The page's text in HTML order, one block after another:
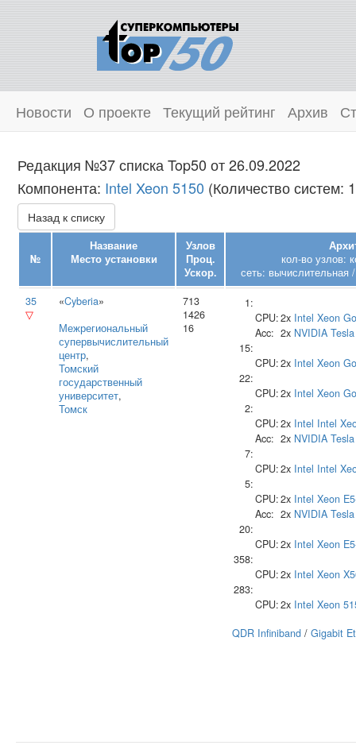
Новости О проекте Текущий рейтинг Архив
Редакция №37 списка Top50 от 26.09.2022
Компонента: Intel Xeon 5150 (Количество систем:
Назад к списку
№
Название
Место установки
Узлов
Проц.
Ускор.
кол-во узлов:
сеть: вычислительная
35
▽
«Cyberia»
Межрегиональный
супервычислительный
центр,
Томский
государственный
университет,
Томск
713
1426
16
1:
CPU:2x Intel Xeon
Acc: 2x NVIDIA
15:
CPU:2x Intel Xeon
22:
CPU:2x Intel Xeon
2:
CPU:2x Intel Intel
Acc: 2x NVIDIA
7:
CPU:2x Intel Intel
5:
CPU:2x Intel Xeon
Acc: 2x NVIDIA
20:
CPU:2x Intel Xeon
358:
CPU:2x Intel Xeon
283:
CPU:2x Intel Xeon
QDR Infiniband / Gigabit